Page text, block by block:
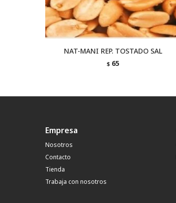
NAT-MANI REP. TOSTADO SAL
$ 65
Empresa
Nosotros
Contacto
Tienda
Trabaja con nosotros